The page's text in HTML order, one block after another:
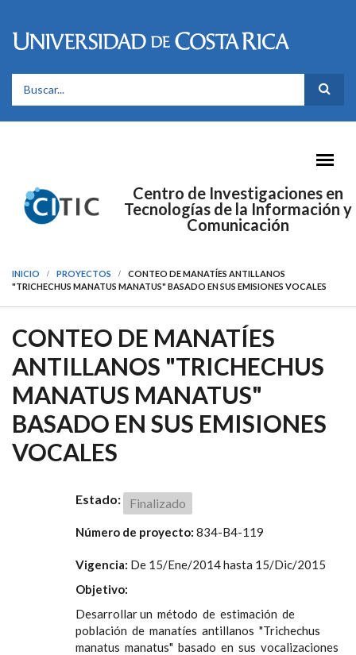
FORMULARIO DE BÚSQUEDA
Centro de Investigaciones en
Tecnologías de la Información y
Comunicación
INICIO PROYECTOS
CONTEO DE MANATÍES ANTILLANOS
"TRICHECHUS MANATUS MANATUS" BASADO EN SUS EMISIONES VOCALES
CONTEO DE MANATÍES
ANTILLANOS "TRICHECHUS
MANATUS MANATUS"
BASADO EN SUS EMISIONES
VOCALES
Estado: Finalizado
Número de proyecto: 834-B4-119
Vigencia: De 15/Ene/2014hasta 15/Dic/2015
Objetivo:
Desarrollar un método de estimación de
población de manatíes antillanos "Trichechus
manatus manatus" basado en sus vocalizaciones